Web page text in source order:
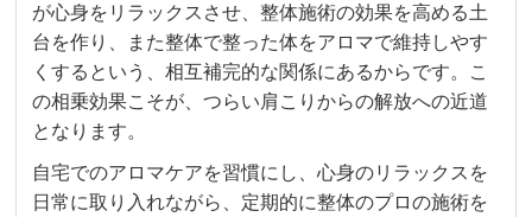
が心身をリラックスさせ、整体施術の効果を高める土
台を作り、また整体で整った体をアロマで維持しやす
くするという、相互補完的な関係にあるからです。こ
の相乗効果こそが、つらい肩こりからの解放への近道
となります。
自宅でのアロマケアを習慣にし、心身のリラックスを
日常に取り入れながら、定期的に整体のプロの施術を